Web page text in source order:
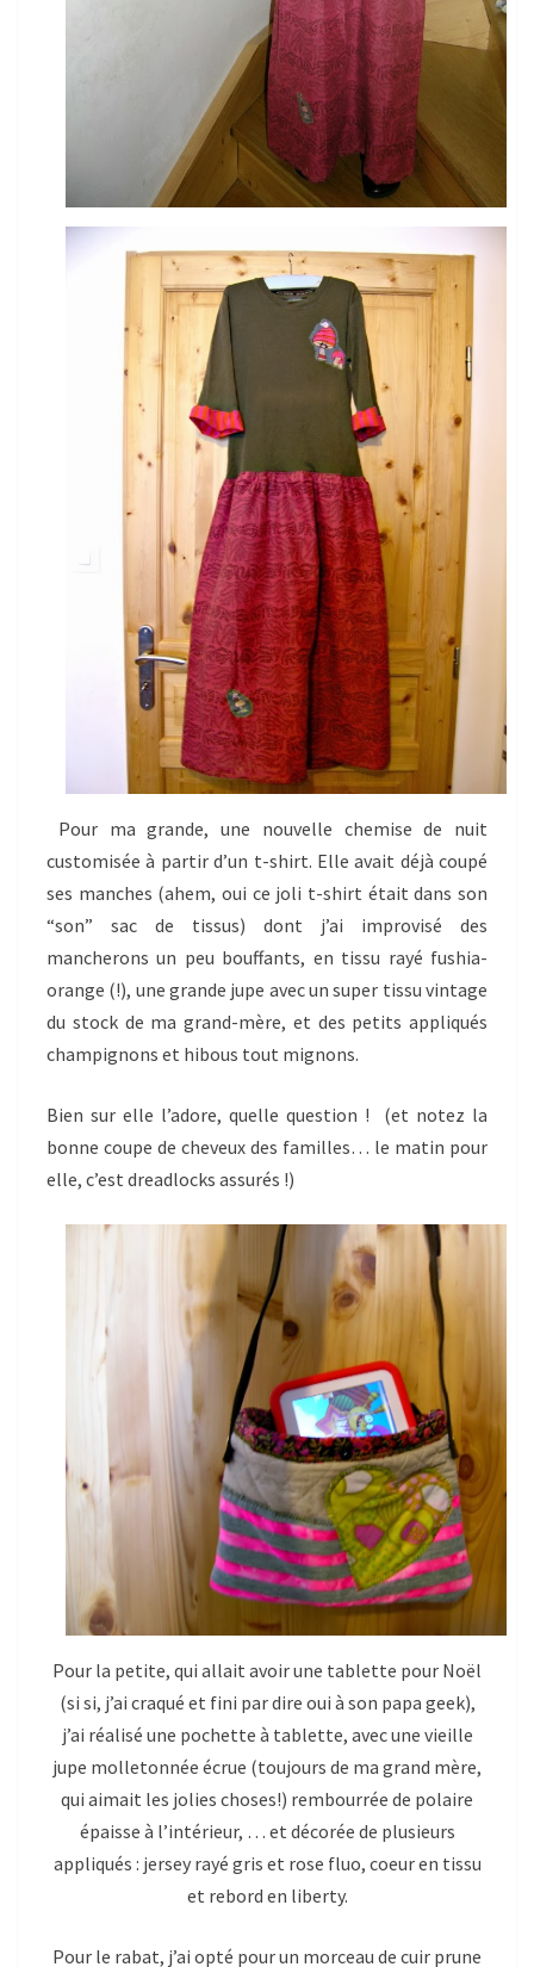
Pour ma grande, une nouvelle chemise de nuit
customisée à partir d’un t-shirt. Elle avait déjà coupé
ses manches (ahem, oui ce joli t-shirt était dans son
“son” sac de tissus) dont j’ai improvisé des
mancherons un peu bouffants, en tissu rayé fushia-
orange (!), une grande jupe avec un super tissu vintage
du stock de ma grand-mère, et des petits appliqués
champignons et hibous tout mignons.
Bien sur elle l’adore, quelle question ! (et notez la
bonne coupe de cheveux des familles… le matin pour
elle, c’est dreadlocks assurés !)
Pour la petite, qui allait avoir une tablette pour Noël
(si si, j’ai craqué et fini par dire oui à son papa geek),
j’ai réalisé une pochette à tablette, avec une vieille
jupe molletonnée écrue (toujours de ma grand mère,
qui aimait les jolies choses!) rembourrée de polaire
épaisse à l’intérieur, … et décorée de plusieurs
appliqués : jersey rayé gris et rose fluo, coeur en tissu
et rebord en liberty.
Pour le rabat, j’ai opté pour un morceau de cuir prune